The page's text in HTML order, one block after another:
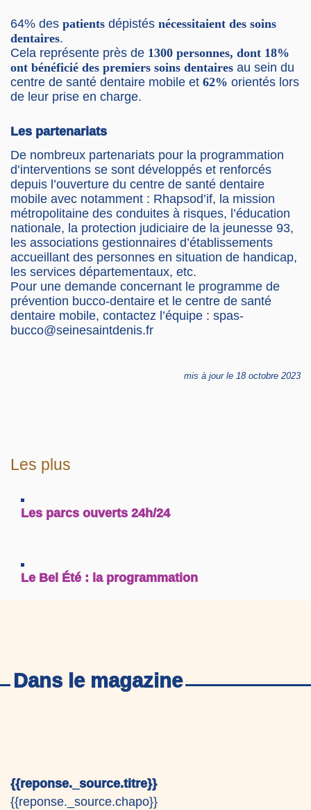
64% des patients dépistés nécessitaient des soins
dentaires.
Cela représente près de 1300 personnes, dont 18%
ont bénéficié des premiers soins dentaires au sein du
centre de santé dentaire mobile et 62% orientés lors
de leur prise en charge.
Les partenariats
De nombreux partenariats pour la programmation
d’interventions se sont développés et renforcés
depuis l’ouverture du centre de santé dentaire
mobile avec notamment : Rhapsod’if, la mission
métropolitaine des conduites à risques, l’éducation
nationale, la protection judiciaire de la jeunesse 93,
les associations gestionnaires d’établissements
accueillant des personnes en situation de handicap,
les services départementaux, etc.
Pour une demande concernant le programme de
prévention bucco-dentaire et le centre de santé
dentaire mobile, contactez l’équipe : spas-
bucco@seinesaintdenis.fr
mis à jour le 18 octobre 2023
Les plus
Les parcs ouverts 24h/24
Le Bel Été : la programmation
Dans le magazine
{{reponse._source.titre}}
{{reponse._source.chapo}}